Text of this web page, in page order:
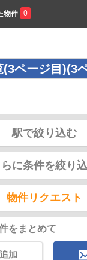
物件 0
ページ目)(3
駅で絞り込む
らに条件を絞り
物件リクエスト
をまとめて
加